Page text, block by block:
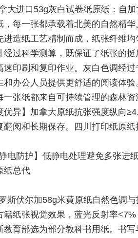
大进口53g灰白试卷纸原纸：自
，每一张都承载着北美的自然精
进造纸工艺精制而成，纸张纤维
经过科学测算，既保证了纸张的
速印刷和复印作业。灰白色调经
和办公人员提供更舒适的阅读体
一张纸都来自可持续管理的森林资
优异】加拿大原纸抗张强度纵向
翻阅和长期保存。四川打印纸原纸
静电防护】低静电处理避免多张进
纸总代
斯伏尔加58g米黄原纸自然色调
籍纸张视觉效果，蓝光反射率
教育部选为部分教科书用纸。书